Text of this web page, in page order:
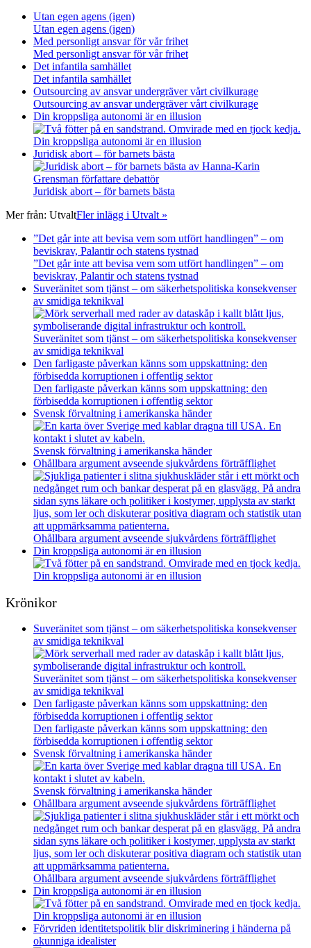
Utan egen agens (igen)
Utan egen agens (igen)
Med personligt ansvar för vår frihet
Med personligt ansvar för vår frihet
Det infantila samhället
Det infantila samhället
Outsourcing av ansvar undergräver vårt civilkurage
Outsourcing av ansvar undergräver vårt civilkurage
Din kroppsliga autonomi är en illusion
Din kroppsliga autonomi är en illusion
Juridisk abort – för barnets bästa
Juridisk abort – för barnets bästa
Mer från: UtvaltFler inlägg i Utvalt »
”Det går inte att bevisa vem som utfört handlingen” – om
beviskrav, Palantir och statens tystnad
”Det går inte att bevisa vem som utfört handlingen” – om
beviskrav, Palantir och statens tystnad
Suveränitet som tjänst – om säkerhetspolitiska konsekvenser
av smidiga teknikval
Suveränitet som tjänst – om säkerhetspolitiska konsekvenser
av smidiga teknikval
Den farligaste påverkan känns som uppskattning: den
förbisedda korruptionen i offentlig sektor
Den farligaste påverkan känns som uppskattning: den
förbisedda korruptionen i offentlig sektor
Svensk förvaltning i amerikanska händer
Svensk förvaltning i amerikanska händer
Ohållbara argument avseende sjukvårdens förträfflighet
Ohållbara argument avseende sjukvårdens förträfflighet
Din kroppsliga autonomi är en illusion
Din kroppsliga autonomi är en illusion
Krönikor
Suveränitet som tjänst – om säkerhetspolitiska konsekvenser
av smidiga teknikval
Suveränitet som tjänst – om säkerhetspolitiska konsekvenser
av smidiga teknikval
Den farligaste påverkan känns som uppskattning: den
förbisedda korruptionen i offentlig sektor
Den farligaste påverkan känns som uppskattning: den
förbisedda korruptionen i offentlig sektor
Svensk förvaltning i amerikanska händer
Svensk förvaltning i amerikanska händer
Ohållbara argument avseende sjukvårdens förträfflighet
Ohållbara argument avseende sjukvårdens förträfflighet
Din kroppsliga autonomi är en illusion
Din kroppsliga autonomi är en illusion
Förvriden identitetspolitik blir diskriminering i händerna på
okunniga idealister